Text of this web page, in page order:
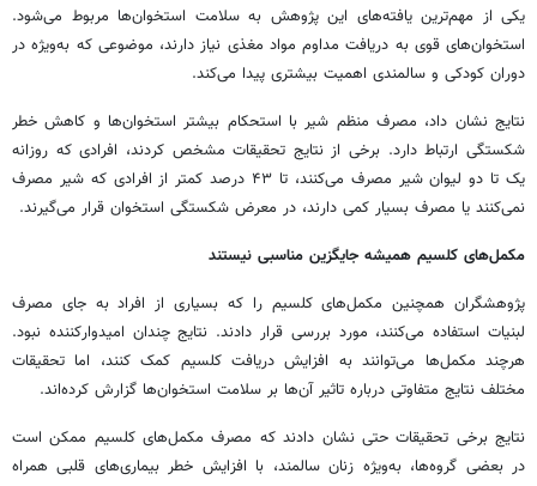
یکی از مهم‌ترین یافته‌های این پژوهش به سلامت استخوان‌ها مربوط می‌شود.
استخوان‌های قوی به دریافت مداوم مواد مغذی نیاز دارند، موضوعی که به‌ویژه در
دوران کودکی و سالمندی اهمیت بیشتری پیدا می‌کند.
نتایج نشان داد، مصرف منظم شیر با استحکام بیشتر استخوان‌ها و کاهش خطر
شکستگی ارتباط دارد. برخی از نتایج تحقیقات مشخص کردند، افرادی که روزانه
یک تا دو لیوان شیر مصرف می‌کنند، تا ۴۳ درصد کمتر از افرادی که شیر مصرف
نمی‌کنند یا مصرف بسیار کمی دارند، در معرض شکستگی استخوان قرار می‌گیرند.
مکمل‌های کلسیم همیشه جایگزین مناسبی نیستند
پژوهشگران همچنین مکمل‌های کلسیم را که بسیاری از افراد به جای مصرف
لبنیات استفاده می‌کنند، مورد بررسی قرار دادند. نتایج چندان امیدوارکننده نبود.
هرچند مکمل‌ها می‌توانند به افزایش دریافت کلسیم کمک کنند، اما تحقیقات
مختلف نتایج متفاوتی درباره تاثیر آن‌ها بر سلامت استخوان‌ها گزارش کرده‌اند.
نتایج برخی تحقیقات حتی نشان دادند که مصرف مکمل‌های کلسیم ممکن است
در بعضی گروه‌ها، به‌ویژه زنان سالمند، با افزایش خطر بیماری‌های قلبی همراه